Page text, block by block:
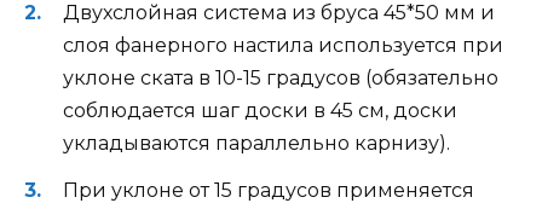
Двухслойная система из бруса 45*50 мм и
слоя фанерного настила используется при
уклоне ската в 10-15 градусов (обязательно
соблюдается шаг доски в 45 см, доски
укладываются параллельно карнизу).
При уклоне от 15 градусов применяется